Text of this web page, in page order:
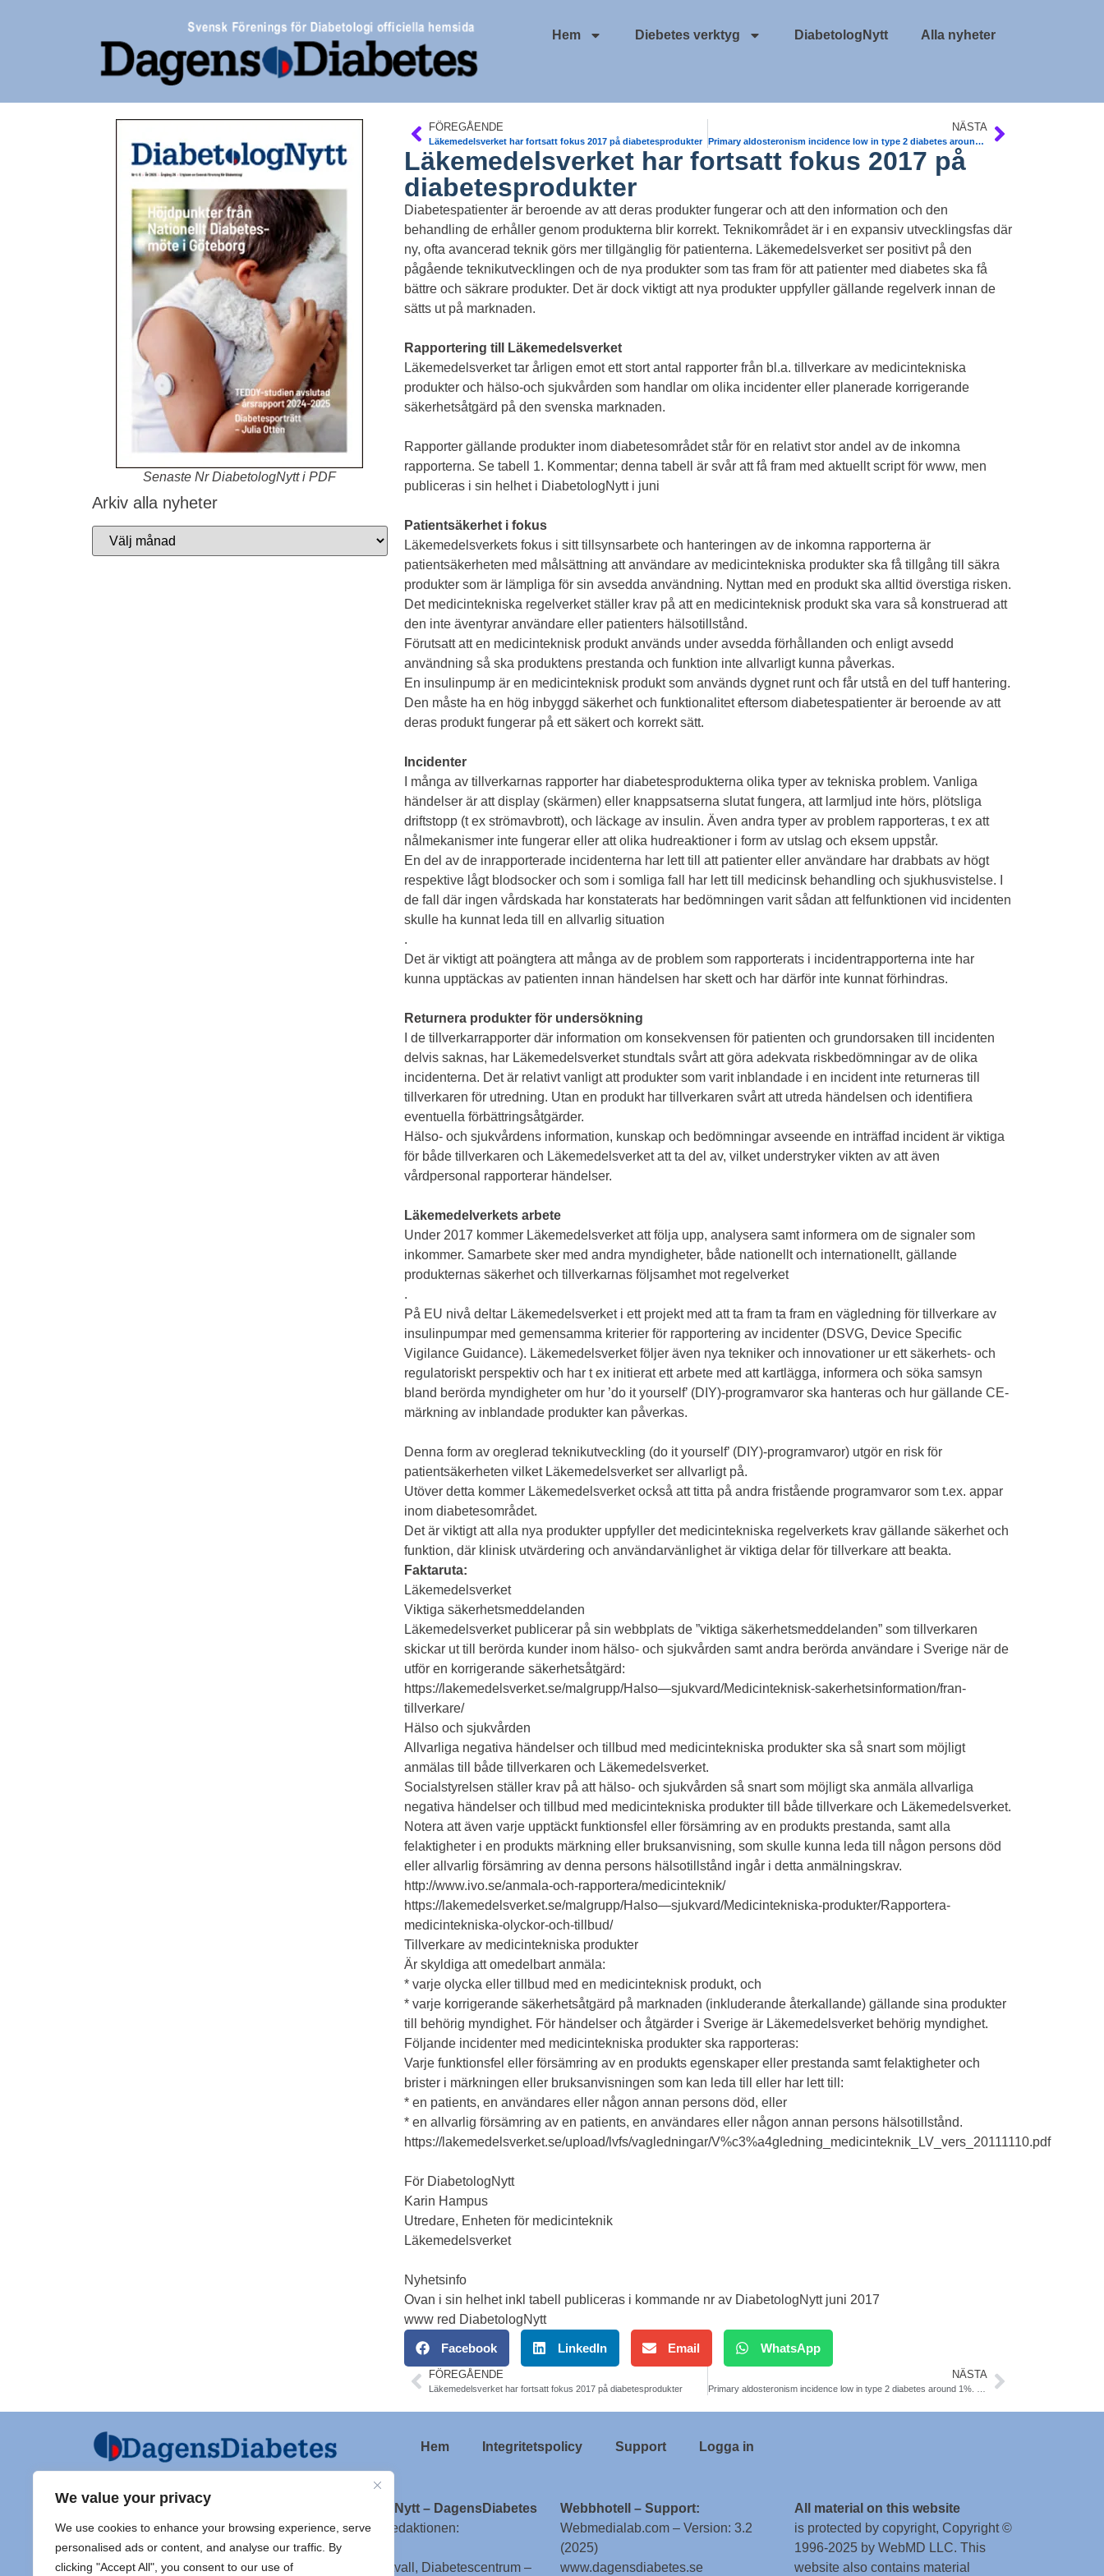
We value your privacy
We use cookies to enhance your browsing experience, serve
personalised ads or content, and analyse our traffic. By
clicking "Accept All", you consent to our use of
Hem Diebetes verktyg DiabetologNytt Alla nyheter
Senaste Nr DiabetologNytt i PDF
Arkiv alla nyheter
FÖREGÅENDE
Läkemedelsverket har fortsatt fokus 2017 på diabetesprodukter
NÄSTA
Primary aldosteronism incidence low in type 2 diabetes around 1%. The Journals Plus. Swedish Study
Läkemedelsverket har fortsatt fokus 2017 på
diabetesprodukter
Diabetespatienter är beroende av att deras produkter fungerar och att den information och den
behandling de erhåller genom produkterna blir korrekt. Teknikområdet är i en expansiv utvecklingsfas där
ny, ofta avancerad teknik görs mer tillgänglig för patienterna. Läkemedelsverket ser positivt på den
pågående teknikutvecklingen och de nya produkter som tas fram för att patienter med diabetes ska få
bättre och säkrare produkter. Det är dock viktigt att nya produkter uppfyller gällande regelverk innan de
sätts ut på marknaden.
Rapportering till Läkemedelsverket
Läkemedelsverket tar årligen emot ett stort antal rapporter från bl.a. tillverkare av medicintekniska
produkter och hälso-och sjukvården som handlar om olika incidenter eller planerade korrigerande
säkerhetsåtgärd på den svenska marknaden.
Rapporter gällande produkter inom diabetesområdet står för en relativt stor andel av de inkomna
rapporterna. Se tabell 1. Kommentar; denna tabell är svår att få fram med aktuellt script för www, men
publiceras i sin helhet i DiabetologNytt i juni
Patientsäkerhet i fokus
Läkemedelsverkets fokus i sitt tillsynsarbete och hanteringen av de inkomna rapporterna är
patientsäkerheten med målsättning att användare av medicintekniska produkter ska få tillgång till säkra
produkter som är lämpliga för sin avsedda användning. Nyttan med en produkt ska alltid överstiga risken.
Det medicintekniska regelverket ställer krav på att en medicinteknisk produkt ska vara så konstruerad att
den inte äventyrar användare eller patienters hälsotillstånd.
Förutsatt att en medicinteknisk produkt används under avsedda förhållanden och enligt avsedd
användning så ska produktens prestanda och funktion inte allvarligt kunna påverkas.
En insulinpump är en medicinteknisk produkt som används dygnet runt och får utstå en del tuff hantering.
Den måste ha en hög inbyggd säkerhet och funktionalitet eftersom diabetespatienter är beroende av att
deras produkt fungerar på ett säkert och korrekt sätt.
Incidenter
I många av tillverkarnas rapporter har diabetesprodukterna olika typer av tekniska problem. Vanliga
händelser är att display (skärmen) eller knappsatserna slutat fungera, att larmljud inte hörs, plötsliga
driftstopp (t ex strömavbrott), och läckage av insulin. Även andra typer av problem rapporteras, t ex att
nålmekanismer inte fungerar eller att olika hudreaktioner i form av utslag och eksem uppstår.
En del av de inrapporterade incidenterna har lett till att patienter eller användare har drabbats av högt
respektive lågt blodsocker och som i somliga fall har lett till medicinsk behandling och sjukhusvistelse. I
de fall där ingen vårdskada har konstaterats har bedömningen varit sådan att felfunktionen vid incidenten
skulle ha kunnat leda till en allvarlig situation
.
Det är viktigt att poängtera att många av de problem som rapporterats i incidentrapporterna inte har
kunna upptäckas av patienten innan händelsen har skett och har därför inte kunnat förhindras.
Returnera produkter för undersökning
I de tillverkarrapporter där information om konsekvensen för patienten och grundorsaken till incidenten
delvis saknas, har Läkemedelsverket stundtals svårt att göra adekvata riskbedömningar av de olika
incidenterna. Det är relativt vanligt att produkter som varit inblandade i en incident inte returneras till
tillverkaren för utredning. Utan en produkt har tillverkaren svårt att utreda händelsen och identifiera
eventuella förbättringsåtgärder.
Hälso- och sjukvårdens information, kunskap och bedömningar avseende en inträffad incident är viktiga
för både tillverkaren och Läkemedelsverket att ta del av, vilket understryker vikten av att även
vårdpersonal rapporterar händelser.
Läkemedelverkets arbete
Under 2017 kommer Läkemedelsverket att följa upp, analysera samt informera om de signaler som
inkommer. Samarbete sker med andra myndigheter, både nationellt och internationellt, gällande
produkternas säkerhet och tillverkarnas följsamhet mot regelverket
.
På EU nivå deltar Läkemedelsverket i ett projekt med att ta fram ta fram en vägledning för tillverkare av
insulinpumpar med gemensamma kriterier för rapportering av incidenter (DSVG, Device Specific
Vigilance Guidance). Läkemedelsverket följer även nya tekniker och innovationer ur ett säkerhets- och
regulatoriskt perspektiv och har t ex initierat ett arbete med att kartlägga, informera och söka samsyn
bland berörda myndigheter om hur ’do it yourself’ (DIY)-programvaror ska hanteras och hur gällande CE-
märkning av inblandade produkter kan påverkas.
Denna form av oreglerad teknikutveckling (do it yourself’ (DIY)-programvaror) utgör en risk för
patientsäkerheten vilket Läkemedelsverket ser allvarligt på.
Utöver detta kommer Läkemedelsverket också att titta på andra fristående programvaror som t.ex. appar
inom diabetesområdet.
Det är viktigt att alla nya produkter uppfyller det medicintekniska regelverkets krav gällande säkerhet och
funktion, där klinisk utvärdering och användarvänlighet är viktiga delar för tillverkare att beakta.
Faktaruta:
Läkemedelsverket
Viktiga säkerhetsmeddelanden
Läkemedelsverket publicerar på sin webbplats de ”viktiga säkerhetsmeddelanden” som tillverkaren
skickar ut till berörda kunder inom hälso- och sjukvården samt andra berörda användare i Sverige när de
utför en korrigerande säkerhetsåtgärd:
https://lakemedelsverket.se/malgrupp/Halso—sjukvard/Medicinteknisk-sakerhetsinformation/fran-
tillverkare/
Hälso och sjukvården
Allvarliga negativa händelser och tillbud med medicintekniska produkter ska så snart som möjligt
anmälas till både tillverkaren och Läkemedelsverket.
Socialstyrelsen ställer krav på att hälso- och sjukvården så snart som möjligt ska anmäla allvarliga
negativa händelser och tillbud med medicintekniska produkter till både tillverkare och Läkemedelsverket.
Notera att även varje upptäckt funktionsfel eller försämring av en produkts prestanda, samt alla
felaktigheter i en produkts märkning eller bruksanvisning, som skulle kunna leda till någon persons död
eller allvarlig försämring av denna persons hälsotillstånd ingår i detta anmälningskrav.
http://www.ivo.se/anmala-och-rapportera/medicinteknik/
https://lakemedelsverket.se/malgrupp/Halso—sjukvard/Medicintekniska-produkter/Rapportera-
medicintekniska-olyckor-och-tillbud/
Tillverkare av medicintekniska produkter
Är skyldiga att omedelbart anmäla:
* varje olycka eller tillbud med en medicinteknisk produkt, och
* varje korrigerande säkerhetsåtgärd på marknaden (inkluderande återkallande) gällande sina produkter
till behörig myndighet. För händelser och åtgärder i Sverige är Läkemedelsverket behörig myndighet.
Följande incidenter med medicintekniska produkter ska rapporteras:
Varje funktionsfel eller försämring av en produkts egenskaper eller prestanda samt felaktigheter och
brister i märkningen eller bruksanvisningen som kan leda till eller har lett till:
* en patients, en användares eller någon annan persons död, eller
* en allvarlig försämring av en patients, en användares eller någon annan persons hälsotillstånd.
https://lakemedelsverket.se/upload/lvfs/vagledningar/V%c3%a4gledning_medicinteknik_LV_vers_20111110.pdf
För DiabetologNytt
Karin Hampus
Utredare, Enheten för medicinteknik
Läkemedelsverket
Nyhetsinfo
Ovan i sin helhet inkl tabell publiceras i kommande nr av DiabetologNytt juni 2017
www red DiabetologNytt
Facebook LinkedIn Email WhatsApp
FÖREGÅENDE
Läkemedelsverket har fortsatt fokus 2017 på diabetesprodukter
NÄSTA
Primary aldosteronism incidence low in type 2 diabetes around 1%. The Journals Plus. Swedish Study
Hem Integritetspolicy Support Logga in
Ansvarig utgivare och Ordf SFD
Jarl Hellman
Överläkare, Processledare Diabetes
Samordnare Centre of Excellence typ
DiabetologNytt – DagensDiabetes
Adress till redaktionen:
Doc Stig Attvall, Diabetescentrum –
Webbhotell – Support:
Webmedialab.com – Version: 3.2
(2025)
www.dagensdiabetes.se
All material on this website
is protected by copyright, Copyright ©
1996-2025 by WebMD LLC. This
website also contains material